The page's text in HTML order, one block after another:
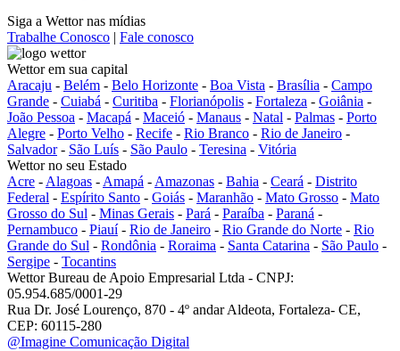
Siga a Wettor nas mídias
Trabalhe Conosco | Fale conosco
Wettor em sua capital
Aracaju - Belém - Belo Horizonte - Boa Vista - Brasília - Campo
Grande - Cuiabá - Curitiba - Florianópolis - Fortaleza - Goiânia -
João Pessoa - Macapá - Maceió - Manaus - Natal - Palmas - Porto
Alegre - Porto Velho - Recife - Rio Branco - Rio de Janeiro -
Salvador- São Luís - São Paulo - Teresina - Vitória
Wettor no seu Estado
Acre - Alagoas - Amapá - Amazonas - Bahia - Ceará - Distrito
Federal - Espírito Santo - Goiás - Maranhão - Mato Grosso - Mato
Grosso do Sul - Minas Gerais - Pará - Paraíba - Paraná -
Pernambuco - Piauí- Rio de Janeiro - Rio Grande do Norte - Rio
Grande do Sul - Rondônia - Roraima - Santa Catarina - São Paulo -
Sergipe - Tocantins
Wettor Bureau de Apoio Empresarial Ltda - CNPJ:
05.954.685/0001-29
Rua Dr. José Lourenço, 870 - 4º andar Aldeota, Fortaleza- CE,
CEP: 60115-280
@Imagine Comunicação Digital